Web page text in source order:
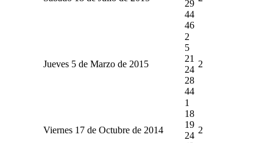
29
44
46
Jueves 5 de Marzo de 2015
2
5
21
24
28
44
2
Viernes 17 de Octubre de 2014
1
18
19
24
2